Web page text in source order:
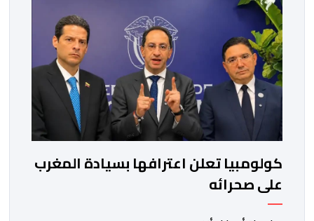
كولومبيا تعلن اعترافها بسيادة المغرب
على صحرائه